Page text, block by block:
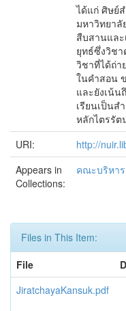
ได้แก่ ศิษย์
มหาวิทยาลั
สืบสานแล
ยุทธ์ซึ่งวิช
วิชาที่ได้ถ่า
ในคำสอน
และยังเน้น
เรียนเป็น
หลักไตรรัต
URI:
http://
Appears in
Collections:
คณะบริหาร
Files in This Item:
File
JiratchayaKansuk.pdf